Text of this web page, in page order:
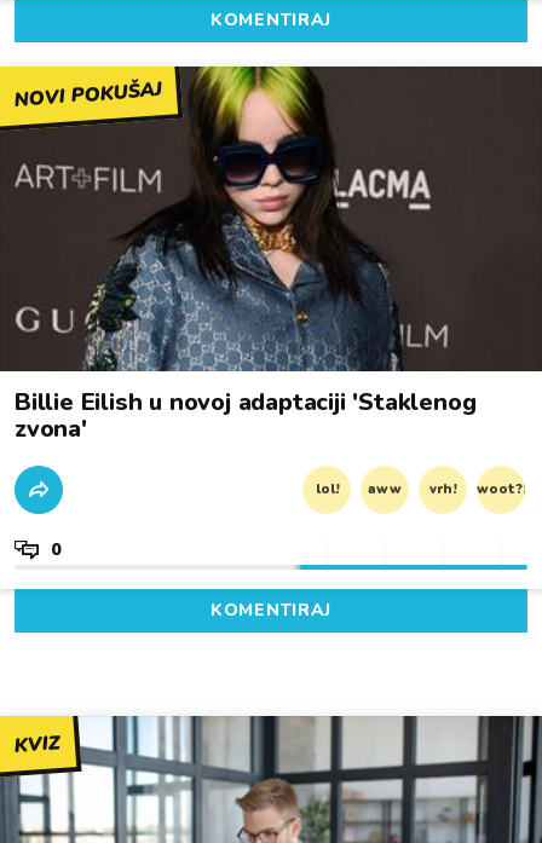
KOMENTIRAJ
NOVI POKUŠAJ
Billie Eilish u novoj adaptaciji 'Staklenog
zvona'
lol! aww vrh! woot?!
0
KOMENTIRAJ
KVIZ